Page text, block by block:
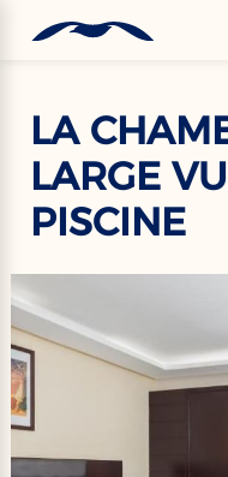
LA
LARGE
PISCINE